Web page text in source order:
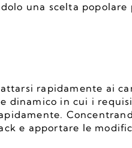
una scelta popolare
rapidamente ai
dinamico in cui i
e apportare le